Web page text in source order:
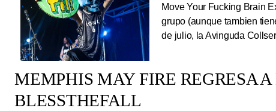
Move Your Fucking Brain
grupo (aunque tambien
de julio, la Avinguda
MEMPHIS MAY FIRE REGRESA
BLESSTHEFALL